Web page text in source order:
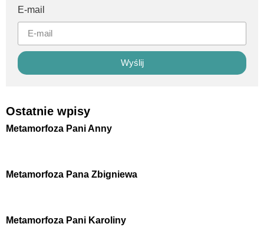
E-mail
Wyślij
Ostatnie wpisy
Metamorfoza Pani Anny
Metamorfoza Pana Zbigniewa
Metamorfoza Pani Karoliny